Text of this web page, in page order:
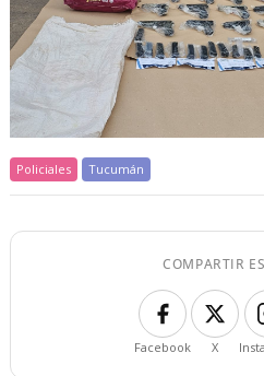
Policiales Tucumán
COMPARTIR
Facebook X